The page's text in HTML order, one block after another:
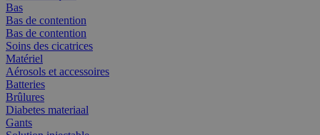
Bas
Bas de contention
Bas de contention
Soins des cicatrices
Matériel
Aérosols et accessoires
Batteries
Brûlures
Diabetes materiaal
Gants